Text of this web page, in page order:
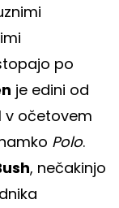
po
je edini od
v očetovem
Polo.
, nečakinjo